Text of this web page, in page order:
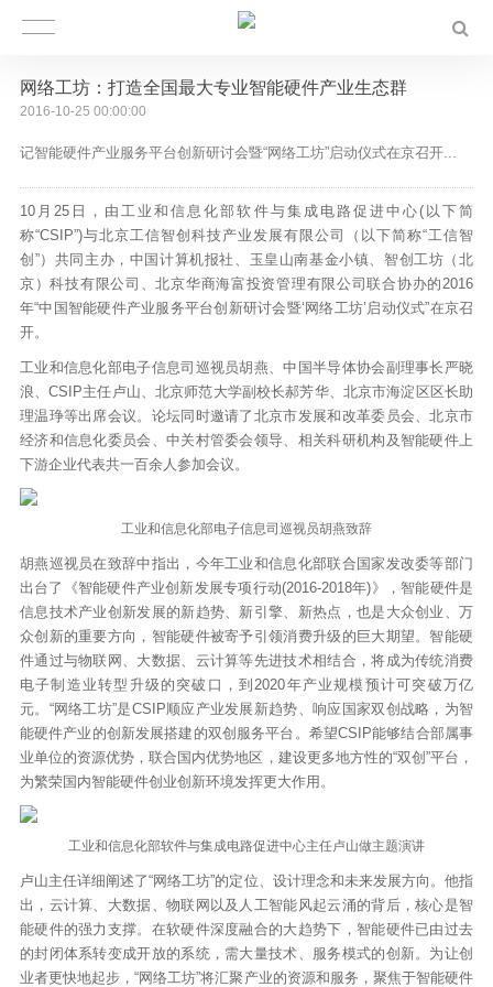
网络工坊：打造全国最大专业智能硬件产业生态群
2016-10-25 00:00:00
记智能硬件产业服务平台创新研讨会暨“网络工坊”启动仪式在京召开...
10月25日，由工业和信息化部软件与集成电路促进中心(以下简
称“CSIP”)与北京工信智创科技产业发展有限公司（以下简称“工信智
创”）共同主办，中国计算机报社、玉皇山南基金小镇、智创工坊（北
京）科技有限公司、北京华商海富投资管理有限公司联合协办的2016
年“中国智能硬件产业服务平台创新研讨会暨‘网络工坊’启动仪式”在京召
开。
工业和信息化部电子信息司巡视员胡燕、中国半导体协会副理事长严晓
浪、CSIP主任卢山、北京师范大学副校长郝芳华、北京市海淀区区长助
理温琤等出席会议。论坛同时邀请了北京市发展和改革委员会、北京市
经济和信息化委员会、中关村管委会领导、相关科研机构及智能硬件上
下游企业代表共一百余人参加会议。
工业和信息化部电子信息司巡视员胡燕致辞
胡燕巡视员在致辞中指出，今年工业和信息化部联合国家发改委等部门
出台了《智能硬件产业创新发展专项行动(2016-2018年)》，智能硬件是
信息技术产业创新发展的新趋势、新引擎、新热点，也是大众创业、万
众创新的重要方向，智能硬件被寄予引领消费升级的巨大期望。智能硬
件通过与物联网、大数据、云计算等先进技术相结合，将成为传统消费
电子制造业转型升级的突破口，到2020年产业规模预计可突破万亿
元。“网络工坊”是CSIP顺应产业发展新趋势、响应国家双创战略，为智
能硬件产业的创新发展搭建的双创服务平台。希望CSIP能够结合部属事
业单位的资源优势，联合国内优势地区，建设更多地方性的“双创”平台，
为繁荣国内智能硬件创业创新环境发挥更大作用。
工业和信息化部软件与集成电路促进中心主任卢山做主题演讲
卢山主任详细阐述了“网络工坊”的定位、设计理念和未来发展方向。他指
出，云计算、大数据、物联网以及人工智能风起云涌的背后，核心是智
能硬件的强力支撑。在软硬件深度融合的大趋势下，智能硬件已由过去
的封闭体系转变成开放的系统，需大量技术、服务模式的创新。为让创
业者更快地起步，“网络工坊”将汇聚产业的资源和服务，聚焦于智能硬件